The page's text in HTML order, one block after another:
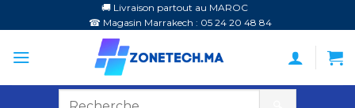
au
contenu
🚚 Livraison partout au MAROC
☎ Magasin Marrakech : 05 24 20 48 84